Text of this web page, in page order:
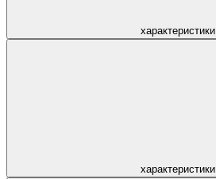
характеристики
характеристики